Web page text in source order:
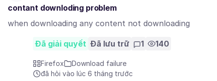
contant downloding problem
when downloading any content not downloading
Đã giải quyết Đã lưu trữ 1 140
Firefox
Download failure
đã hỏi vào lúc 6 tháng trước